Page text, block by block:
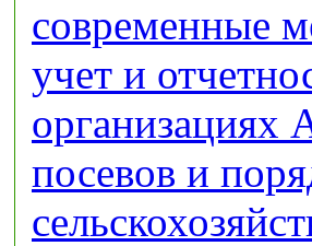
современные
учет и
посевов и